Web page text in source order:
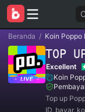
Beranda / Koin Poppo
TOP
Excellent
Koin
Top up
ID, bayar,